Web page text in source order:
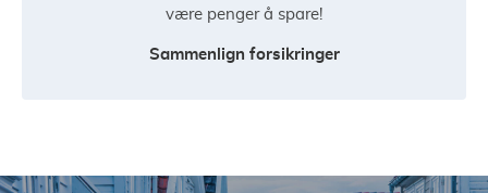
være penger å spare!
Sammenlign forsikringer